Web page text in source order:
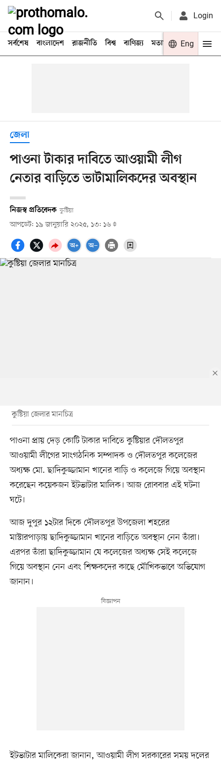
Login
সর্বশেষ বাংলাদেশ রাজনীতি বিশ্ব বাণিজ্য মতামত খেলা
Eng
জেলা
পাওনা টাকার দাবিতে আওয়ামী লীগ
নেতার বাড়িতে ভাটামালিকদের অবস্থান
নিজস্ব প্রতিবেদক কুষ্টিয়া
আপডেট: ১৯ জানুয়ারি ২০২৫, ১৩: ১৬
কুষ্টিয়া জেলার মানচিত্র
পাওনা প্রায় দেড় কোটি টাকার দাবিতে কুষ্টিয়ার দৌলতপুর
আওয়ামী লীগের সাংগঠনিক সম্পাদক ও দৌলতপুর কলেজের
অধ্যক্ষ মো. ছাদিকুজ্জামান খানের বাড়ি ও কলেজে গিয়ে অবস্থান
করেছেন কয়েকজন ইটভাটার মালিক। আজ রোববার এই ঘটনা
ঘটে।
আজ দুপুর ১২টার দিকে দৌলতপুর উপজেলা শহরের
মাস্টারপাড়ায় ছাদিকুজ্জামান খানের বাড়িতে অবস্থান নেন তাঁরা।
এরপর তাঁরা ছাদিকুজ্জামান যে কলেজের অধ্যক্ষ সেই কলেজে
গিয়ে অবস্থান নেন এবং শিক্ষকদের কাছে মৌখিকভাবে অভিযোগ
জানান।
ইটভাটার মালিকেরা জানান, আওয়ামী লীগ সরকারের সময় দলের